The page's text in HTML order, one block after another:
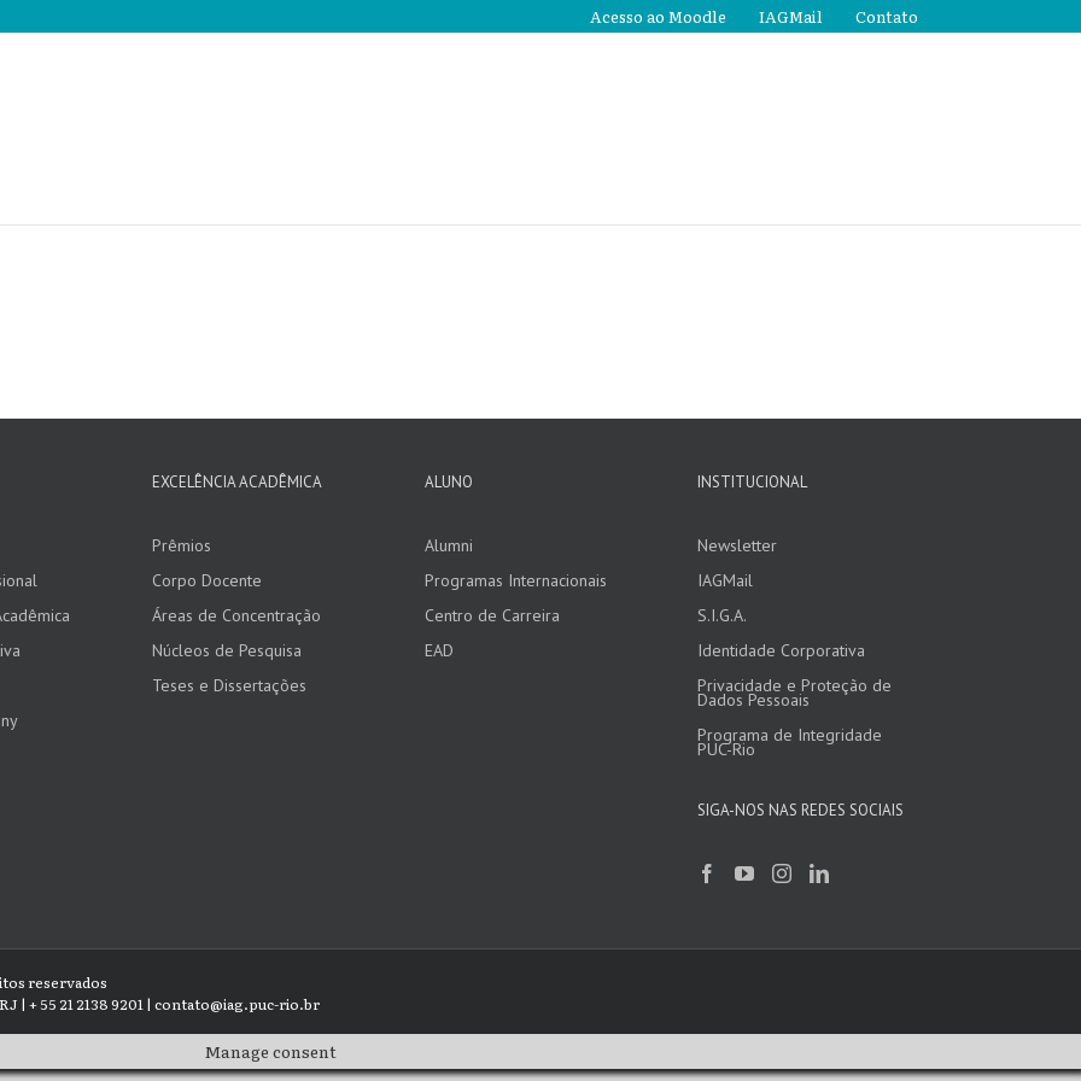
Acesso ao Moodle IAGMail Contato
EXCELÊNCIA ACADÊMICA
Prêmios
Corpo Docente
Áreas de Concentração
Núcleos de Pesquisa
Teses e Dissertações
ALUNO
Alumni
Programas Internacionais
Centro de Carreira
EAD
INSTITUCIONAL
Newsletter
IAGMail
S.I.G.A.
Identidade Corporativa
Privacidade e Proteção de
Dados Pessoais
Programa de Integridade
PUC-Rio
SIGA-NOS NAS REDES SOCIAIS
reservados
| + 55 21 2138 9201 | contato@iag.puc-rio.br
Manage consent